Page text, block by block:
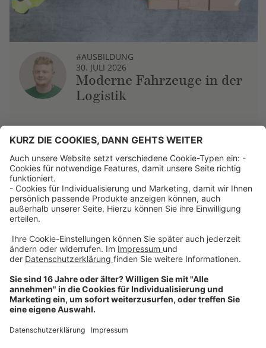
#AUSBILDUNG
30. JULI 2026
Moderne Fahrzeuge in der
Logistik
Über uns
Dehner Unternehmen
Jobs bei Dehner